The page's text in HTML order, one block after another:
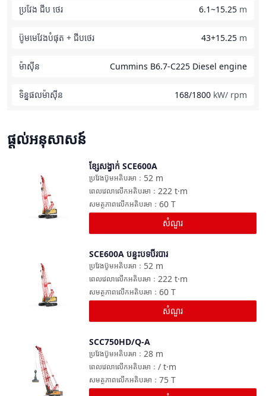
ប្រវែង ជីប ថេរ 6.1~15.25 m
ប៊ូមមេវែងបំផុត + ជីបថេរ 43+15.25 m
ម៉ាស៊ីន Cummins B6.7-C225 Diesel engine
ទិន្នផលម៉ាស៊ីន 168/1800 kW/ rpm
ផ្តល់អនុសាសន៍
ខ្សែសង្វាក់ SCE600A
52 m
ប្រវែងប៊ូមអតិបរមា ：
222 t·m
ពេលវេលាលើកអតិបរមា ：
60 T
សមត្ថភាពលើកអតិបរមា ：
សំណួរ
SCE600A បន្ទះបទបីរបារ
52 m
ប្រវែងប៊ូមអតិបរមា ：
222 t·m
ពេលវេលាលើកអតិបរមា ：
60 T
សមត្ថភាពលើកអតិបរមា ：
សំណួរ
SCC750HD/Q-A
28 m
ប្រវែងប៊ូមអតិបរមា ：
/ t·m
ពេលវេលាលើកអតិបរមា ：
75 T
សមត្ថភាពលើកអតិបរមា ：